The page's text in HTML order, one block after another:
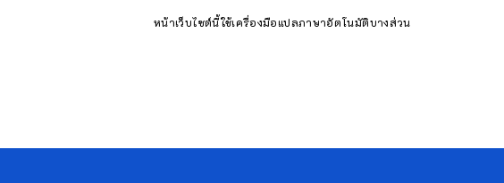
หน้าเว็บไซต์นี้ใช้เครื่องมือแปลภาษาอัตโนมัติบางส่วน